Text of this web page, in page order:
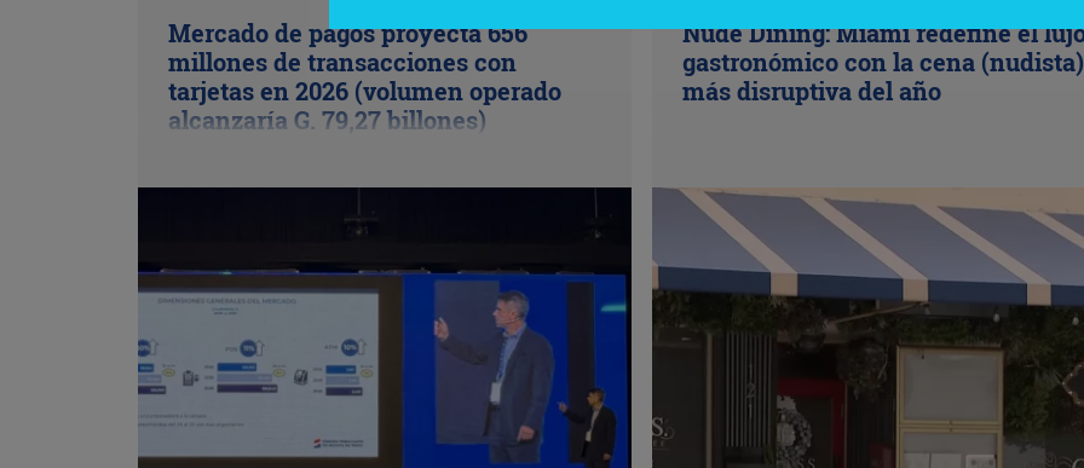
Mercado de pagos proyecta 656
millones de transacciones con
tarjetas en 2026 (volumen operado
alcanzaría G. 79,27 billones)
Nude Dining: Miami redefine el
gastronómico con la cena (nudista)
más disruptiva del año